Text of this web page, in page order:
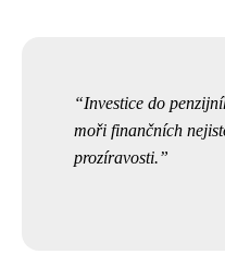
Investice do
moři finančních
prozíravosti.